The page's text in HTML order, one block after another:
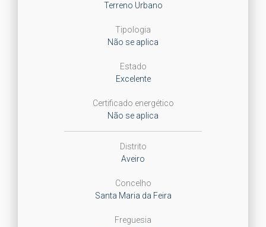
Terreno Urbano
Tipologia
Não se aplica
Estado
Excelente
Certificado energético
Não se aplica
Distrito
Aveiro
Concelho
Santa Maria da Feira
Freguesia